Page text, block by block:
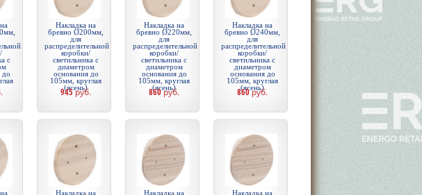
с
до
Накладка на
бревно Ø200мм,
для
распределительной
коробки/
светильника с
диаметром
основания до
105мм, круглая
(ясень)
945руб.
Накладка на
бревно Ø220мм,
для
распределительной
коробки/
светильника с
диаметром
основания до
105мм, круглая
(ясень)
860руб.
Накладка на
бревно Ø240мм,
для
распределительной
коробки/
светильника с
диаметром
основания до
105мм, круглая
(ясень)
860руб.
Накладка на
Накладка на
Накладка на